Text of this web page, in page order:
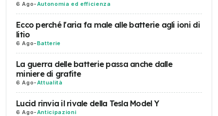
6 Ago-Autonomia ed efficienza
Ecco perché l'aria fa male alle batterie agli ioni di
litio
6 Ago-Batterie
La guerra delle batterie passa anche dalle
miniere di grafite
6 Ago-Attualità
Lucid rinvia il rivale della Tesla Model Y
6 Ago-Anticipazioni